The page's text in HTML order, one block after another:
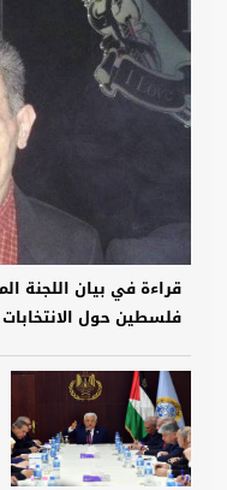
قراءة في بيان اللجنة
فلسطين حول